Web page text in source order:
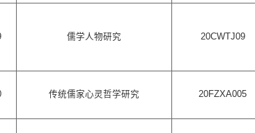
儒学人物研究 20CWTJ09
传统儒家心灵哲学研究 20FZXA005